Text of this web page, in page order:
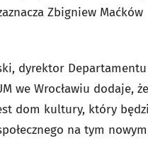
Zbigniew Maćków
dyrektor
we Wrocławiu dodaje,
dom kultury, który
na tym